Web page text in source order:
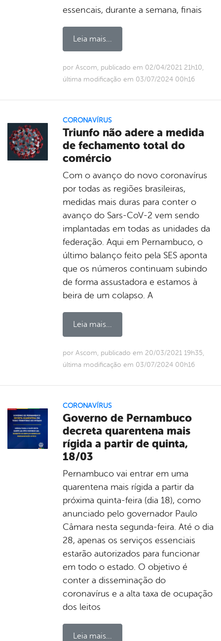
essencais, durante a semana, finais
Leia mais...
por Ascom, publicado em 02/04/2021 21h10,
última modificação em 03/07/2024 00h16
CORONAVÍRUS
Triunfo não adere a medida
de fechamento total do
comércio
Com o avanço do novo coronavírus
por todas as regiões brasileiras,
medidas mais duras para conter o
avanço do Sars-CoV-2 vem sendo
implantadas em todas as unidades da
federação. Aqui em Pernambuco, o
último balanço feito pela SES aponta
que os números continuam subindo
de forma assustadora e estamos à
beira de um colapso. A
Leia mais...
por Ascom, publicado em 20/03/2021 19h35,
última modificação em 03/07/2024 00h16
CORONAVÍRUS
Governo de Pernambuco
decreta quarentena mais
rígida a partir de quinta,
18/03
Pernambuco vai entrar em uma
quarentena mais rígida a partir da
próxima quinta-feira (dia 18), como
anunciado pelo governador Paulo
Câmara nesta segunda-feira. Até o dia
28, apenas os serviços essenciais
estarão autorizados para funcionar
em todo o estado. O objetivo é
conter a disseminação do
coronavírus e a alta taxa de ocupação
dos leitos
Leia mais...